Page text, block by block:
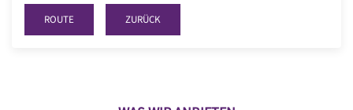
ROUTE ZURÜCK